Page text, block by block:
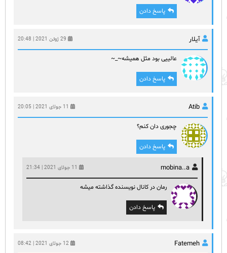
پاسخ دادن
آیلار 29 ژوئن 2021 | 20:48
عالییی بود مثل همیشه~_~
پاسخ دادن
Atib 11 جولای 2021 | 20:05
چجوری دان کنم؟
پاسخ دادن
mobina..a 11 جولای 2021 | 21:34
رمان در کانال نویسنده گذاشته میشه
پاسخ دادن
Fatemeh 12 جولای 2021 | 08:42